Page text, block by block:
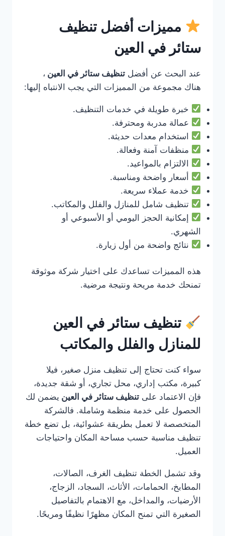
مميزات أفضل تنظيف
ستائر في العين
عند البحث عن أفضل تنظيف ستائر في العين ،
هناك مجموعة من المميزات التي يجب الانتباه إليها:
خبرة طويلة في خدمات التنظيف.
عمالة مدربة ومحترفة.
استخدام معدات حديثة.
منظفات آمنة وفعالة.
الالتزام بالمواعيد.
أسعار واضحة ومناسبة.
خدمة عملاء سريعة.
تنظيف شامل للمنازل والفلل والمكاتب.
إمكانية الحجز اليومي أو الأسبوعي أو
الشهري.
نتائج واضحة من أول زيارة.
هذه المميزات تساعدك على اختيار شركة موثوقة
تمنحك خدمة مريحة ونتيجة مرضية.
تنظيف ستائر في العين
للمنازل والفلل والمكاتب
سواء كنت تحتاج إلى تنظيف منزل صغير، فيلا
كبيرة، مكتب إداري، محل تجاري، أو شقة جديدة،
فإن الاعتماد على تنظيف ستائر في العين يضمن لك
الحصول على خدمة منظمة وشاملة. فالشركة
المتخصصة لا تعمل بطريقة عشوائية، بل تضع خطة
تنظيف مناسبة حسب مساحة المكان واحتياجات
العميل.
وقد تشمل الخطة تنظيف الغرف، الصالات،
المطابخ، الحمامات، الأثاث، السجاد، الزجاج،
الأرضيات، والمداخل، مع الاهتمام بالتفاصيل
الصغيرة التي تمنح المكان مظهرًا نظيفًا ومريحًا.